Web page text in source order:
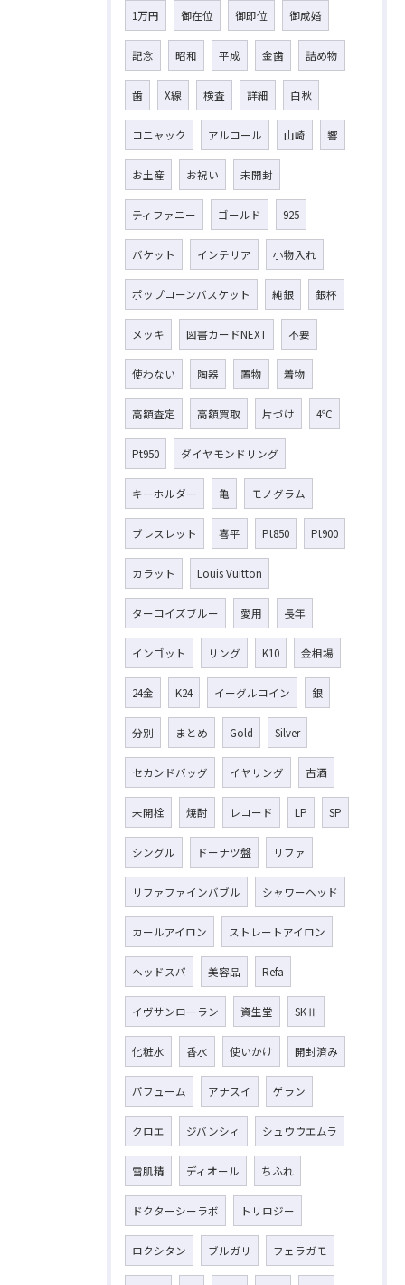
1万円 御在位 御即位 御成婚
記念 昭和 平成 金歯 詰め物
歯 X線 検査 詳細 白秋
コニャック アルコール 山崎 響
お土産 お祝い 未開封
ティファニー ゴールド 925
バケット インテリア 小物入れ
ポップコーンバスケット 純銀 銀杯
メッキ 図書カードNEXT 不要
使わない 陶器 置物 着物
高額査定 高額買取 片づけ 4℃
Pt950 ダイヤモンドリング
キーホルダー 亀 モノグラム
ブレスレット 喜平 Pt850 Pt900
カラット Louis Vuitton
ターコイズブルー 愛用 長年
インゴット リング K10 金相場
24金 K24 イーグルコイン 銀
分別 まとめ Gold Silver
セカンドバッグ イヤリング 古酒
未開栓 焼酎 レコード LP SP
シングル ドーナツ盤 リファ
リファファインバブル シャワーヘッド
カールアイロン ストレートアイロン
ヘッドスパ 美容品 Refa
イヴサンローラン 資生堂 SKⅡ
化粧水 香水 使いかけ 開封済み
パフューム アナスイ ゲラン
クロエ ジバンシィ シュウウエムラ
雪肌精 ディオール ちふれ
ドクターシーラボ トリロジー
ロクシタン ブルガリ フェラガモ